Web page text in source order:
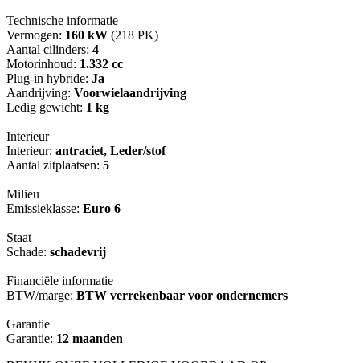
Technische informatie
Vermogen: 160 kW (218 PK)
Aantal cilinders: 4
Motorinhoud: 1.332 cc
Plug-in hybride: Ja
Aandrijving: Voorwielaandrijving
Ledig gewicht: 1 kg
Interieur
Interieur: antraciet, Leder/stof
Aantal zitplaatsen: 5
Milieu
Emissieklasse: Euro 6
Staat
Schade: schadevrij
Financiële informatie
BTW/marge: BTW verrekenbaar voor ondernemers
Garantie
Garantie: 12 maanden